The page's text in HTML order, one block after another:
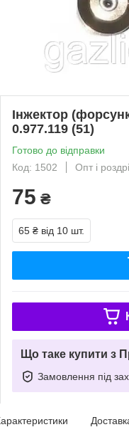
Інжектор
0.977.119 (51)
Готово до відправки
Код: 1502
Опт і
75 ₴
65 ₴ від 10 шт.
Що таке купити з
Замовлення під